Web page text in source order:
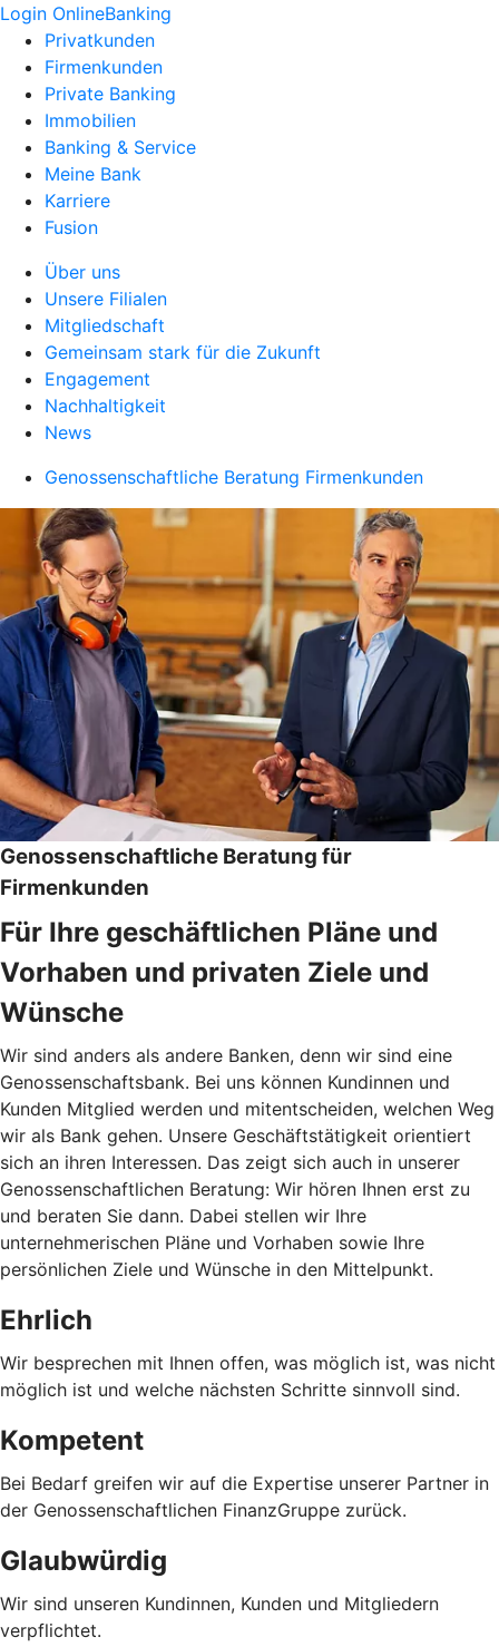
Login OnlineBanking
Privatkunden
Firmenkunden
Private Banking
Immobilien
Banking & Service
Meine Bank
Karriere
Fusion
Über uns
Unsere Filialen
Mitgliedschaft
Gemeinsam stark für die Zukunft
Engagement
Nachhaltigkeit
News
Genossenschaftliche Beratung Firmenkunden
Genossenschaftliche Beratung für
Firmenkunden
Für Ihre geschäftlichen Pläne und
Vorhaben und privaten Ziele und
Wünsche
Wir sind anders als andere Banken, denn wir sind eine
Genossenschaftsbank. Bei uns können Kundinnen und
Kunden Mitglied werden und mitentscheiden, welchen Weg
wir als Bank gehen. Unsere Geschäftstätigkeit orientiert
sich an ihren Interessen. Das zeigt sich auch in unserer
Genossenschaftlichen Beratung: Wir hören Ihnen erst zu
und beraten Sie dann. Dabei stellen wir Ihre
unternehmerischen Pläne und Vorhaben sowie Ihre
persönlichen Ziele und Wünsche in den Mittelpunkt.
Ehrlich
Wir besprechen mit Ihnen offen, was möglich ist, was nicht
möglich ist und welche nächsten Schritte sinnvoll sind.
Kompetent
Bei Bedarf greifen wir auf die Expertise unserer Partner in
der Genossenschaftlichen FinanzGruppe zurück.
Glaubwürdig
Wir sind unseren Kundinnen, Kunden und Mitgliedern
verpflichtet.